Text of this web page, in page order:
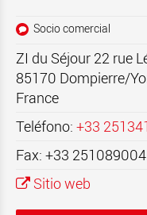
Socio comercial
ZI du Séjour 22 rue
85170 Dompierre/
France
Teléfono: +33
Fax: +33 251089004
Sitio web